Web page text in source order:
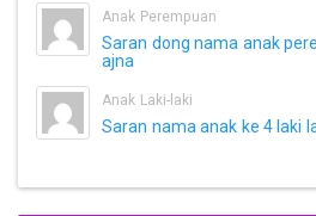
Anak Perempuan
Saran dong nama anak
ajna
Anak Laki-laki
Saran nama anak ke 4 laki